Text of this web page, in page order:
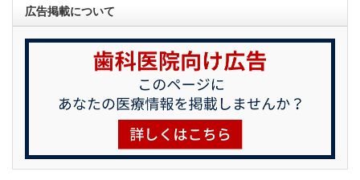
広告掲載について